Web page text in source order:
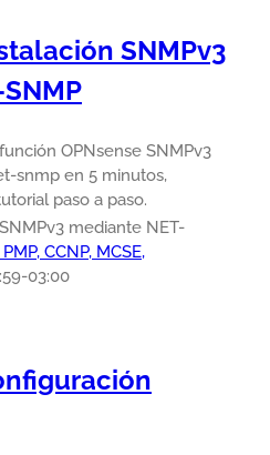
SNMPv3
OPNsense SNMPv3
snmp en 5 minutos,
paso a paso.
mediante NET-
CCNP, MCSE,
03:00